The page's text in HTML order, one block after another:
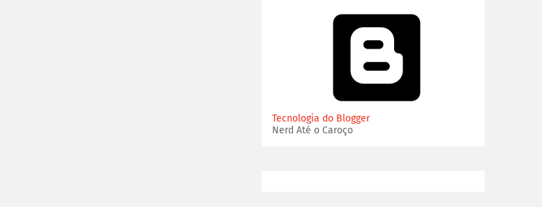
Tecnologia do Blogger
Nerd Até o Caroço